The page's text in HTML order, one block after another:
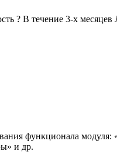
? В течение 3-х месяцев
функционала модуля:
и др.